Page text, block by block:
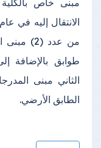
طوابق بالإضافة
الثاني مبنى
الطابق الأرضي.